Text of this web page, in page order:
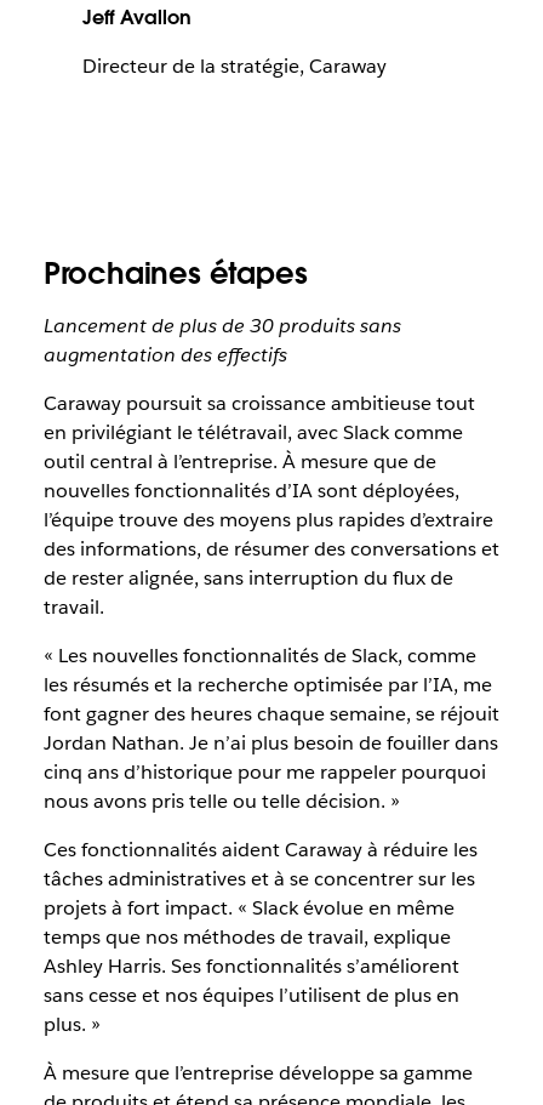
Jeff Avallon
Directeur de la stratégie, Caraway
Prochaines étapes
Lancement de plus de 30 produits sans
augmentation des effectifs
Caraway poursuit sa croissance ambitieuse tout
en privilégiant le télétravail, avec Slack comme
outil central à l’entreprise. À mesure que de
nouvelles fonctionnalités d’IA sont déployées,
l’équipe trouve des moyens plus rapides d’extraire
des informations, de résumer des conversations et
de rester alignée, sans interruption du flux de
travail.
« Les nouvelles fonctionnalités de Slack, comme
les résumés et la recherche optimisée par l’IA, me
font gagner des heures chaque semaine, se réjouit
Jordan Nathan. Je n’ai plus besoin de fouiller dans
cinq ans d’historique pour me rappeler pourquoi
nous avons pris telle ou telle décision. »
Ces fonctionnalités aident Caraway à réduire les
tâches administratives et à se concentrer sur les
projets à fort impact. « Slack évolue en même
temps que nos méthodes de travail, explique
Ashley Harris. Ses fonctionnalités s’améliorent
sans cesse et nos équipes l’utilisent de plus en
plus. »
À mesure que l’entreprise développe sa gamme